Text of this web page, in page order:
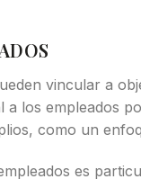
vincular a
los empleados
como un
es